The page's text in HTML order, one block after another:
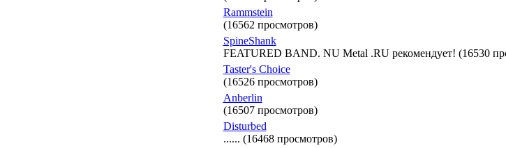
Rammstein
(16562 просмотров)
SpineShank
FEATURED BAND. NU Metal .RU рекомендует! (16530
Taster's Choice
(16526 просмотров)
Anberlin
(16507 просмотров)
Disturbed
...... (16468 просмотров)